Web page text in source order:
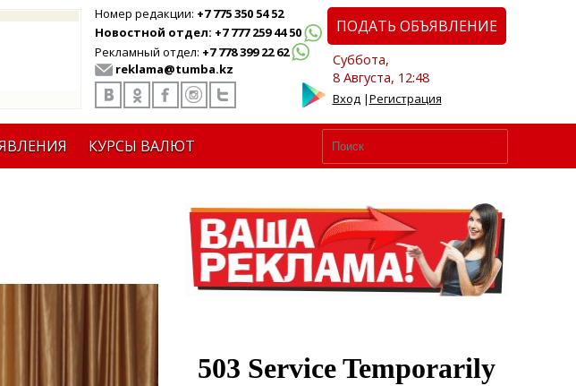
Номер редакции: +7 775 350 54 52
Новостной отдел: +7 777 259 44 50
Рекламный отдел: +7 778 399 22 62
reklama@tumba.kz
ПОДАТЬ ОБЪЯВЛЕНИЕ
Суббота,
8 Августа, 12:48
Вход|Регистрация
КУРСЫ ВАЛЮТ